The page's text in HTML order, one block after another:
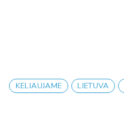
KELIAUJAME LIETUVA